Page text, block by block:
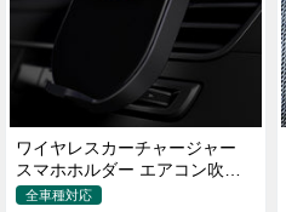
ワイヤレスカーチャージャー
スマホホルダー エアコン吹き
出し口/ 貼り付け
全車種対応